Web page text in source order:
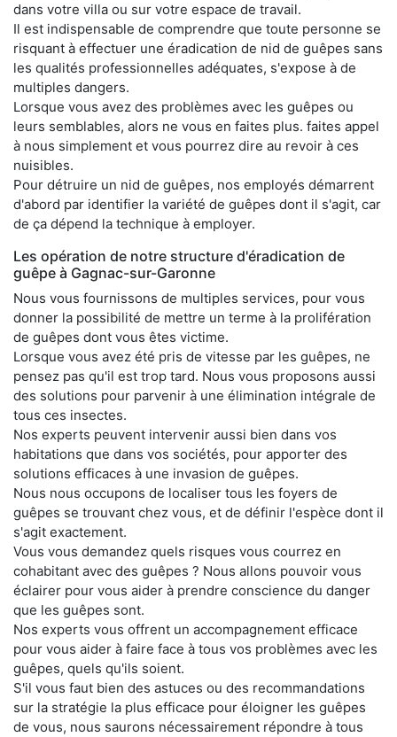
dans votre villa ou sur votre espace de travail.
Il est indispensable de comprendre que toute personne se
risquant à effectuer une éradication de nid de guêpes sans
les qualités professionnelles adéquates, s'expose à de
multiples dangers.
Lorsque vous avez des problèmes avec les guêpes ou
leurs semblables, alors ne vous en faites plus. faites appel
à nous simplement et vous pourrez dire au revoir à ces
nuisibles.
Pour détruire un nid de guêpes, nos employés démarrent
d'abord par identifier la variété de guêpes dont il s'agit, car
de ça dépend la technique à employer.
Les opération de notre structure d'éradication de
guêpe à Gagnac-sur-Garonne
Nous vous fournissons de multiples services, pour vous
donner la possibilité de mettre un terme à la prolifération
de guêpes dont vous êtes victime.
Lorsque vous avez été pris de vitesse par les guêpes, ne
pensez pas qu'il est trop tard. Nous vous proposons aussi
des solutions pour parvenir à une élimination intégrale de
tous ces insectes.
Nos experts peuvent intervenir aussi bien dans vos
habitations que dans vos sociétés, pour apporter des
solutions efficaces à une invasion de guêpes.
Nous nous occupons de localiser tous les foyers de
guêpes se trouvant chez vous, et de définir l'espèce dont il
s'agit exactement.
Vous vous demandez quels risques vous courrez en
cohabitant avec des guêpes ? Nous allons pouvoir vous
éclairer pour vous aider à prendre conscience du danger
que les guêpes sont.
Nos experts vous offrent un accompagnement efficace
pour vous aider à faire face à tous vos problèmes avec les
guêpes, quels qu'ils soient.
S'il vous faut bien des astuces ou des recommandations
sur la stratégie la plus efficace pour éloigner les guêpes
de vous, nous saurons nécessairement répondre à tous